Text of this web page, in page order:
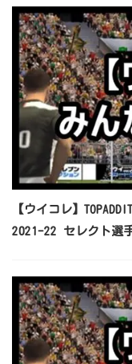
【ウイコレ】
2021-22 セレクト選